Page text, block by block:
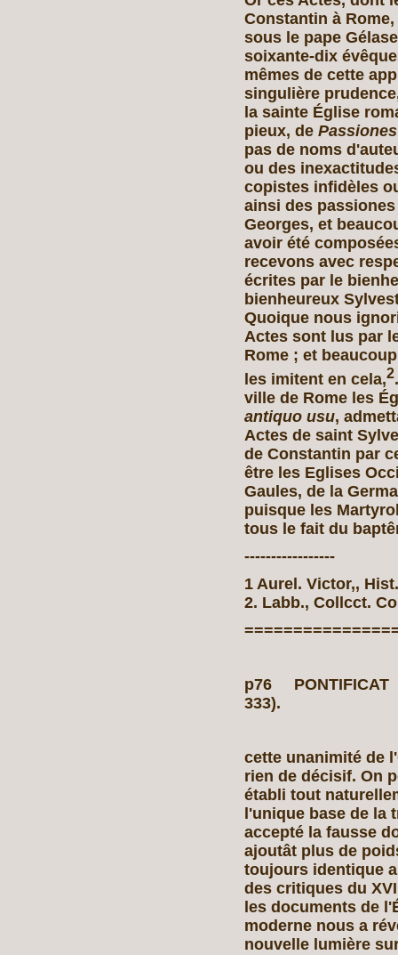
Constantin à
sous le pape
soixante-dix
mêmes de cette
singulière
la sainte Église
pieux, de Passiones
pas de noms
ou des
copistes infidèles
ainsi des
Georges, et
avoir été
recevons avec
écrites par le
bienheureux
Quoique nous
Actes sont lus par
Rome ; et
les imitent en cela,2
ville de Rome les
antiquo usu,
Actes de saint
de Constantin par
être les Eglises
Gaules, de la
puisque les
tous le fait du
-----------------
1 Aurel. Victor,,
2. Labb., Collcct.
p76 PONTIFICAT
333).
cette unanimité de
rien de décisif. On
établi tout
l'unique base de la
accepté la fausse
ajoutât plus de
toujours identique
des critiques du
les documents de
moderne nous a
nouvelle lumière